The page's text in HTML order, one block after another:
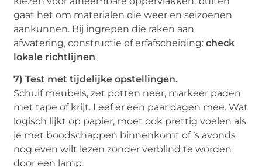
gaat het om materialen die weer en seizoenen
aankunnen. Bij ingrepen die raken aan
afwatering, constructie of erfafscheiding:check
lokale richtlijnen.
7) Test met tijdelijke opstellingen.
Schuif meubels, zet potten neer, markeer paden
met tape of krijt. Leef er een paar dagen mee. Wat
logisch lijkt op papier, moet ook prettig voelen als
je met boodschappen binnenkomt of ’s avonds
nog even wilt lezen zonder verblind te worden
door een lamp.